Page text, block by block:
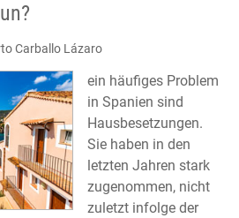
Carballo Lázaro
ein häufiges Problem
in Spanien sind
Hausbesetzungen.
Sie haben in den
letzten Jahren stark
zugenommen, nicht
zuletzt infolge der